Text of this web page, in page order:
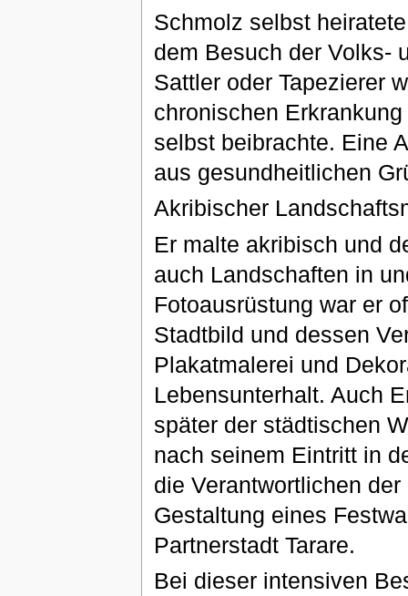
Schmolz selbst
dem Besuch der Volks-
Sattler oder Tapezierer
chronischen
selbst beibrachte. Eine
aus gesundheitlichen
Akribischer
Er malte akribisch und
auch Landschaften in
Fotoausrüstung war er
Stadtbild und dessen
Plakatmalerei und
Lebensunterhalt. Auch
später der städtischen
nach seinem Eintritt in
die Verantwortlichen
Gestaltung eines
Partnerstadt Tarare.
Bei dieser intensiven